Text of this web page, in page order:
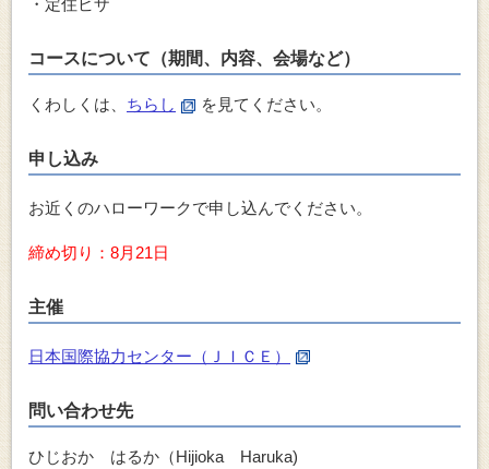
・定住ビザ
コースについて（期間、内容、会場など）
くわしくは、 ちらし を見てください。
申し込み
お近くのハローワークで申し込んでください。
締め切り：8月21日
主催
日本国際協力センター（ＪＩＣＥ）
問い合わせ先
ひじおか はるか（Hijioka Haruka)